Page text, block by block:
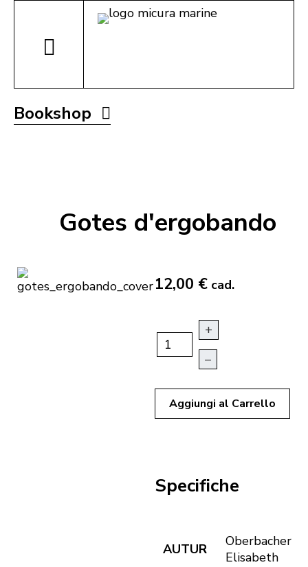
Bookshop
Gotes d'ergobando
12,00 € cad.
+
–
Aggiungi al Carrello
Specifiche
AUTUR
Oberbacher
Elisabeth